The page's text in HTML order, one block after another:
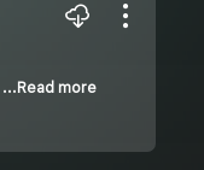
...Read more